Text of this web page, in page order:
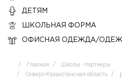
ДЕТЯМ
ШКОЛЬНАЯ ФОРМА
ОФИСНАЯ ОДЕЖДА/
Главная
Школы - партнеры
Северо-Казахстанская область